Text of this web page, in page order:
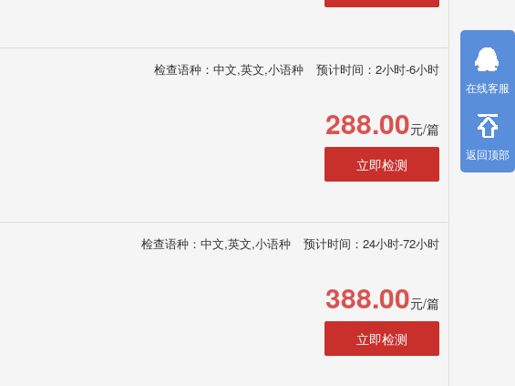
检查语种：中文,英文,小语种 预计时间：2小时-6小时
288.00元/篇
立即检测
检查语种：中文,英文,小语种 预计时间：24小时-72小时
388.00元/篇
立即检测
在线客服
返回顶部